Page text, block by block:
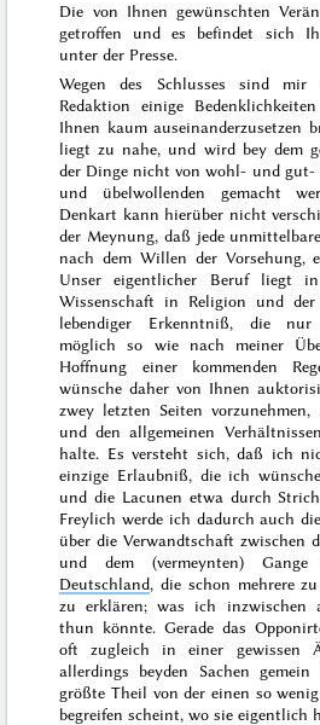
Die von Ihnen gewünschten
getroffen und es befindet sich
unter der Presse.
Wegen des Schlusses sind mir
Redaktion einige
Ihnen kaum auseinanderzusetzen
liegt zu nahe, und wird bey dem
der Dinge nicht von wohl- und gut-
und übelwollenden gemacht
Denkart kann hierüber nicht
der Meynung, daß jede
nach dem Willen der Vorsehung,
Unser eigentlicher Beruf liegt
Wissenschaft in Religion und
lebendiger Erkenntniß, die nur
möglichso wie nach meiner
Hoffnung einer kommenden
wünsche daher von Ihnen
zwey letzten Seiten
und den allgemeinen
halte. Es versteht sich, daß ich
einzige Erlaubniß, die ich
und die Lacunen etwa durch
Freylich werde ich dadurch auch
über die Verwandtschaft zwischen
und dem (vermeynten)
Deutschland, die schon mehrere
zu erklären; was ich inzwischen
thun könnte. Gerade das
oft zugleich in einer gewissen
allerdings beyden Sachen
größte Theil von der einen so
begreifen scheint, wo sie eigentlich